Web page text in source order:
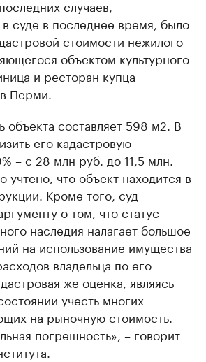
случаев,
суде в последнее время, было
стоимости нежилого
объектом культурного
и ресторан купца
Перми.
составляет 598 м2. В
его кадастровую
– с 28 млн руб. до 11,5 млн.
учтено, что объект находится в
Кроме того, суд
о том, что статус
наследия налагает большое
на использование имущества
владельца по его
же оценка, являясь
учесть многих
на рыночную стоимость.
погрешность», – говорит